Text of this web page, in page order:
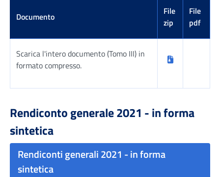
Documento
File
zip
File
pdf
Scarica l'intero documento (Tomo III) in
formato compresso.
Rendiconto generale 2021 - in forma
sintetica
Rendiconti generali 2021 - in forma
sintetica